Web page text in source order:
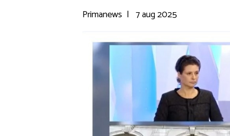
Primanews | 7 aug 2025